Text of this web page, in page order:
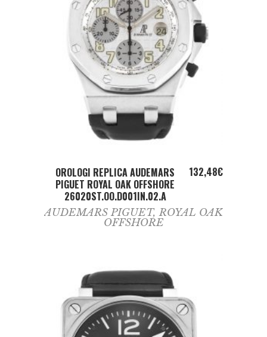
ADD TO CART
OROLOGI REPLICA AUDEMARS
PIGUET ROYAL OAK OFFSHORE
26020ST.OO.D001IN.02.A
132,48€
AUDEMARS PIGUET, ROYAL OAK
OFFSHORE